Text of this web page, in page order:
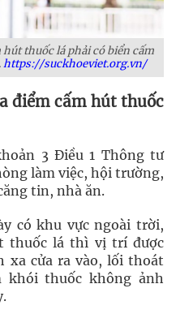
hút thuốc lá phải có biển cấm
https://suckhoeviet.org.vn/
điểm cấm hút thuốc
3 Điều 1 Thông tư
làm việc, hội trường,
tin, nhà ăn.
có khu vực ngoài trời,
thuốc lá thì vị trí được
xa cửa ra vào, lối thoát
khói thuốc không ảnh